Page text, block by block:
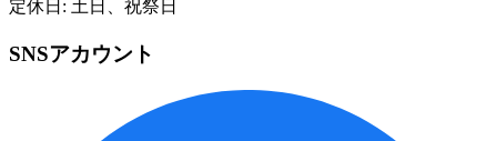
定休日: 土日、祝祭日
SNSアカウント